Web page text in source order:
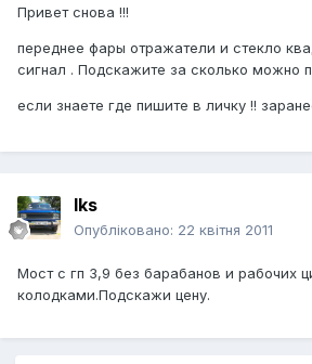
Привет снова !!!
переднее фары отражатели и стекло
сигнал . Подскажите за сколько можно
если знаете где пишите в личку !!
Iks
Опубліковано: 22 квітня 2011
Мост с гп 3,9 без барабанов и рабочих
колодками.Подскажи цену.